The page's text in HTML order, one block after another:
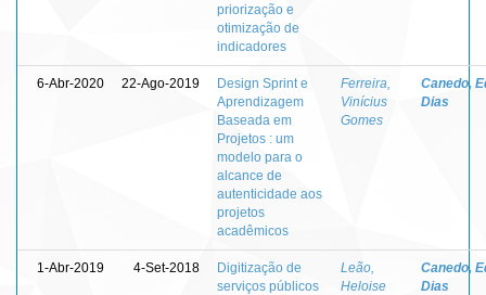
priorização e
otimização de
indicadores
6-Abr-2020 22-Ago-2019
Design Sprint e
Aprendizagem
Baseada em
Projetos : um
modelo para o
alcance de
autenticidade aos
projetos
acadêmicos
Ferreira,
Vinícius
Gomes
Canedo,
Dias
1-Abr-2019 4-Set-2018
Digitização de
serviços públicos
Leão,
Heloise
Canedo,
Dias